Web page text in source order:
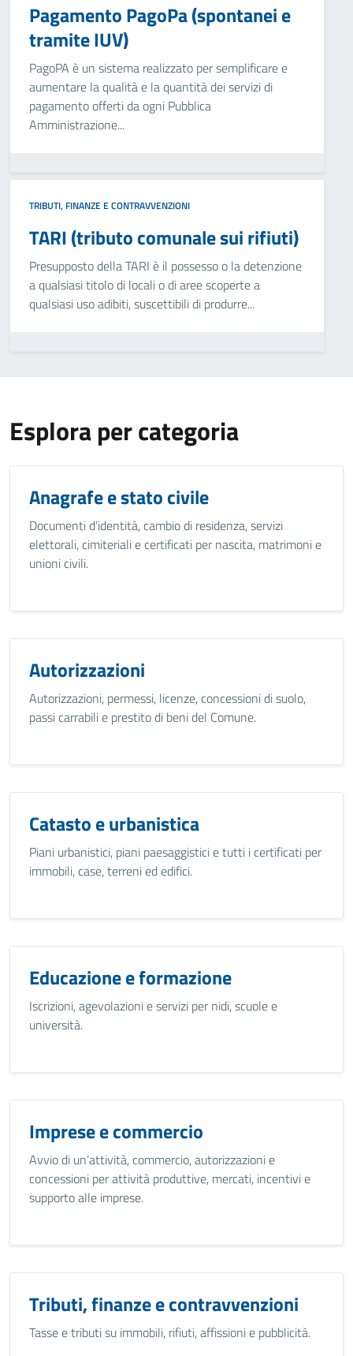
Pagamento PagoPa (spontanei e
tramite IUV)
PagoPA è un sistema realizzato per semplificare e
aumentare la qualità e la quantità dei servizi di
pagamento offerti da ogni Pubblica
Amministrazione...
TRIBUTI, FINANZE E CONTRAVVENZIONI
TARI (tributo comunale sui rifiuti)
Presupposto della TARI è il possesso o la detenzione
a qualsiasi titolo di locali o di aree scoperte a
qualsiasi uso adibiti, suscettibili di produrre...
Esplora per categoria
Anagrafe e stato civile
Documenti d’identità, cambio di residenza, servizi
elettorali, cimiteriali e certificati per nascita, matrimoni e
unioni civili.
Autorizzazioni
Autorizzazioni, permessi, licenze, concessioni di suolo,
passi carrabili e prestito di beni del Comune.
Catasto e urbanistica
Piani urbanistici, piani paesaggistici e tutti i certificati per
immobili, case, terreni ed edifici.
Educazione e formazione
Iscrizioni, agevolazioni e servizi per nidi, scuole e
università.
Imprese e commercio
Avvio di un’attività, commercio, autorizzazioni e
concessioni per attività produttive, mercati, incentivi e
supporto alle imprese.
Tributi, finanze e contravvenzioni
Tasse e tributi su immobili, rifiuti, affissioni e pubblicità.